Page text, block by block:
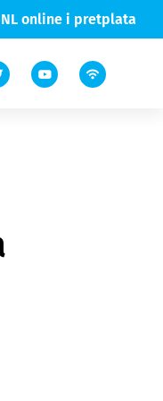
NL online i pretplata